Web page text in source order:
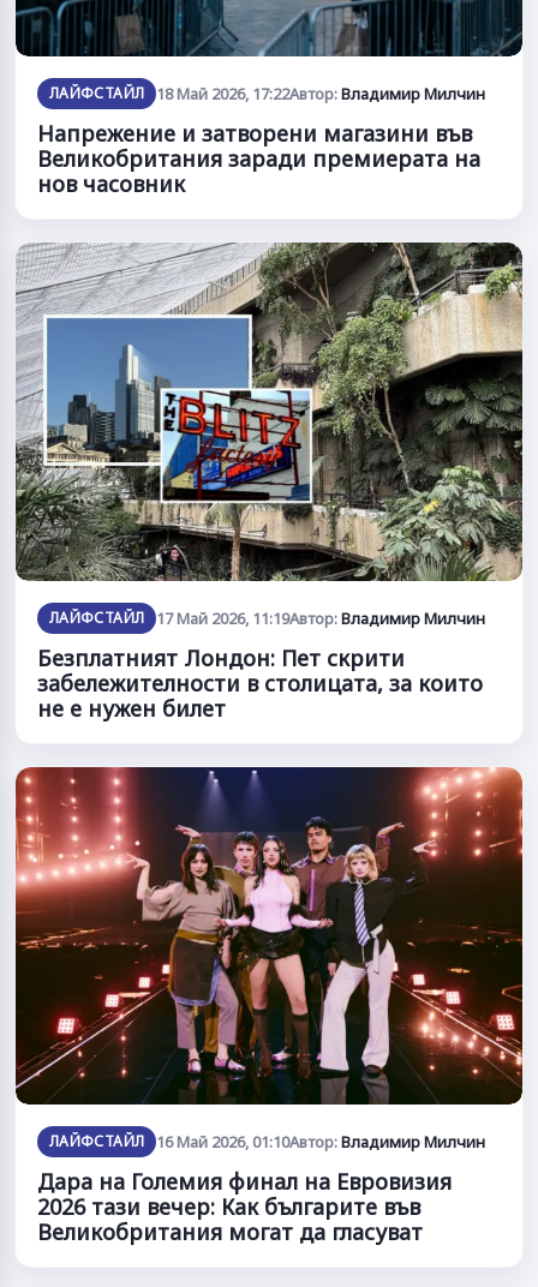
ЛАЙФСТАЙЛ 18 Май 2026, 17:22Автор:Владимир Милчин
Напрежение и затворени магазини във
Великобритания заради премиерата на
нов часовник
ЛАЙФСТАЙЛ 17 Май 2026, 11:19Автор:Владимир Милчин
Безплатният Лондон: Пет скрити
забележителности в столицата, за които
не е нужен билет
ЛАЙФСТАЙЛ 16 Май 2026, 01:10Автор:Владимир Милчин
Дара на Големия финал на Евровизия
2026 тази вечер: Как българите във
Великобритания могат да гласуват